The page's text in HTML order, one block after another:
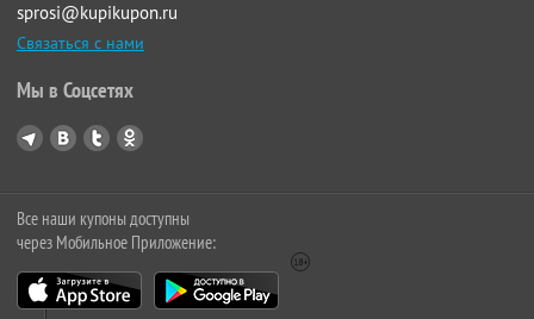
sprosi@kupikupon.ru
Связаться с нами
Мы в Соцсетях
Все наши купоны доступны
через Мобильное Приложение: